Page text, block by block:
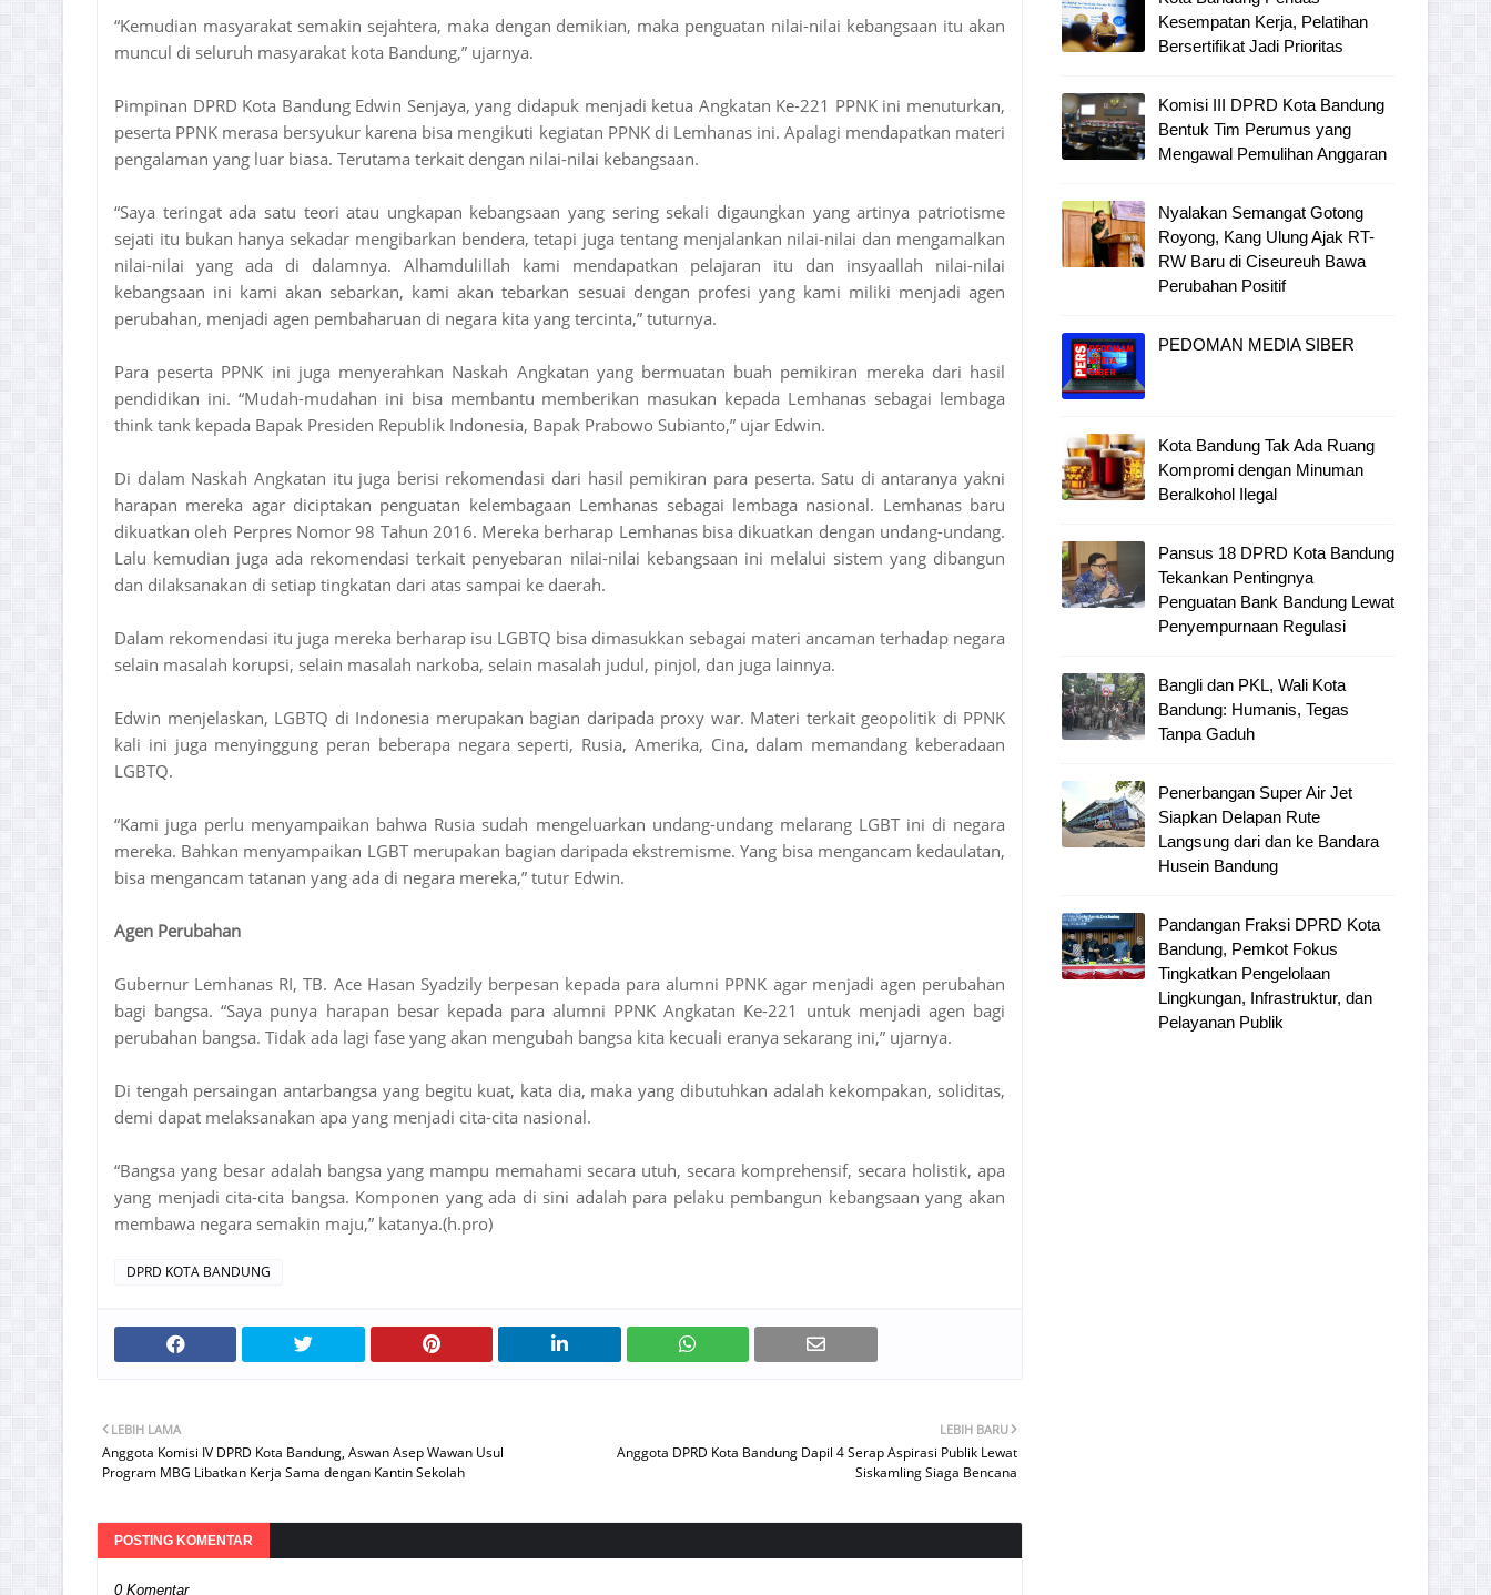
“Kemudian masyarakat semakin sejahtera, maka dengan demikian, maka penguatan nilai-nilai kebangsaan itu akan
muncul di seluruh masyarakat kota Bandung,” ujarnya.
Pimpinan DPRD Kota Bandung Edwin Senjaya, yang didapuk menjadi ketua Angkatan Ke-221 PPNK ini menuturkan,
peserta PPNK merasa bersyukur karena bisa mengikuti kegiatan PPNK di Lemhanas ini. Apalagi mendapatkan materi
pengalaman yang luar biasa. Terutama terkait dengan nilai-nilai kebangsaan.
“Saya teringat ada satu teori atau ungkapan kebangsaan yang sering sekali digaungkan yang artinya patriotisme
sejati itu bukan hanya sekadar mengibarkan bendera, tetapi juga tentang menjalankan nilai-nilai dan mengamalkan
nilai-nilai yang ada di dalamnya. Alhamdulillah kami mendapatkan pelajaran itu dan insyaallah nilai-nilai
kebangsaan ini kami akan sebarkan, kami akan tebarkan sesuai dengan profesi yang kami miliki menjadi agen
perubahan, menjadi agen pembaharuan di negara kita yang tercinta,” tuturnya.
Para peserta PPNK ini juga menyerahkan Naskah Angkatan yang bermuatan buah pemikiran mereka dari hasil
pendidikan ini. “Mudah-mudahan ini bisa membantu memberikan masukan kepada Lemhanas sebagai lembaga
think tank kepada Bapak Presiden Republik Indonesia, Bapak Prabowo Subianto,” ujar Edwin.
Di dalam Naskah Angkatan itu juga berisi rekomendasi dari hasil pemikiran para peserta. Satu di antaranya yakni
harapan mereka agar diciptakan penguatan kelembagaan Lemhanas sebagai lembaga nasional. Lemhanas baru
dikuatkan oleh Perpres Nomor 98 Tahun 2016. Mereka berharap Lemhanas bisa dikuatkan dengan undang-undang.
Lalu kemudian juga ada rekomendasi terkait penyebaran nilai-nilai kebangsaan ini melalui sistem yang dibangun
dan dilaksanakan di setiap tingkatan dari atas sampai ke daerah.
Dalam rekomendasi itu juga mereka berharap isu LGBTQ bisa dimasukkan sebagai materi ancaman terhadap negara
selain masalah korupsi, selain masalah narkoba, selain masalah judul, pinjol, dan juga lainnya.
Edwin menjelaskan, LGBTQ di Indonesia merupakan bagian daripada proxy war. Materi terkait geopolitik di PPNK
kali ini juga menyinggung peran beberapa negara seperti, Rusia, Amerika, Cina, dalam memandang keberadaan
LGBTQ.
“Kami juga perlu menyampaikan bahwa Rusia sudah mengeluarkan undang-undang melarang LGBT ini di negara
mereka. Bahkan menyampaikan LGBT merupakan bagian daripada ekstremisme. Yang bisa mengancam kedaulatan,
bisa mengancam tatanan yang ada di negara mereka,” tutur Edwin.
Agen Perubahan
Gubernur Lemhanas RI, TB. Ace Hasan Syadzily berpesan kepada para alumni PPNK agar menjadi agen perubahan
bagi bangsa. “Saya punya harapan besar kepada para alumni PPNK Angkatan Ke-221 untuk menjadi agen bagi
perubahan bangsa. Tidak ada lagi fase yang akan mengubah bangsa kita kecuali eranya sekarang ini,” ujarnya.
Di tengah persaingan antarbangsa yang begitu kuat, kata dia, maka yang dibutuhkan adalah kekompakan, soliditas,
demi dapat melaksanakan apa yang menjadi cita-cita nasional.
“Bangsa yang besar adalah bangsa yang mampu memahami secara utuh, secara komprehensif, secara holistik, apa
yang menjadi cita-cita bangsa. Komponen yang ada di sini adalah para pelaku pembangun kebangsaan yang akan
membawa negara semakin maju,” katanya.(h.pro)
DPRD KOTA BANDUNG
LEBIH BARU
Anggota DPRD Kota Bandung Dapil 4 Serap Aspirasi Publik Lewat
Siskamling Siaga Bencana
LEBIH LAMA
Anggota Komisi IV DPRD Kota Bandung, Aswan Asep Wawan Usul
Program MBG Libatkan Kerja Sama dengan Kantin Sekolah
POSTING KOMENTAR
0 Komentar
Kesempatan Kerja, Pelatihan
Bersertifikat Jadi Prioritas
Komisi III DPRD Kota Bandung
Bentuk Tim Perumus yang
Mengawal Pemulihan Anggaran
Nyalakan Semangat Gotong
Royong, Kang Ulung Ajak RT-
RW Baru di Ciseureuh Bawa
Perubahan Positif
PEDOMAN MEDIA SIBER
Kota Bandung Tak Ada Ruang
Kompromi dengan Minuman
Beralkohol Ilegal
Pansus 18 DPRD Kota Bandung
Tekankan Pentingnya
Penguatan Bank Bandung Lewat
Penyempurnaan Regulasi
Bangli dan PKL, Wali Kota
Bandung: Humanis, Tegas
Tanpa Gaduh
Penerbangan Super Air Jet
Siapkan Delapan Rute
Langsung dari dan ke Bandara
Husein Bandung
Pandangan Fraksi DPRD Kota
Bandung, Pemkot Fokus
Tingkatkan Pengelolaan
Lingkungan, Infrastruktur, dan
Pelayanan Publik